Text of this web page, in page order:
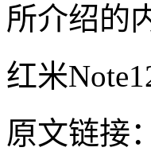
所介绍的
红米
原文链接